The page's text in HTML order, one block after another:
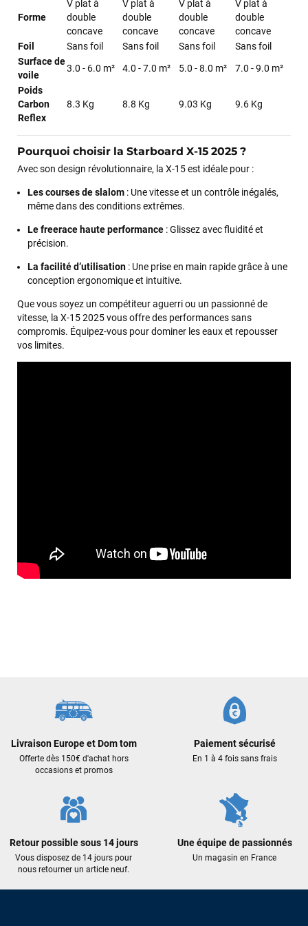
Forme
V plat à
double
concave
V plat à
double
concave
V plat à
double
concave
V plat à
double
concave
Foil
Sans foil Sans foil Sans foil
Sans foil
Surface de
voile
3.0 - 6.0 m² 4.0 - 7.0 m² 5.0 - 8.0 m²
7.0 - 9.0 m²
Poids
Carbon
Reflex
8.3 Kg 8.8 Kg 9.03 Kg 9.6 Kg
Pourquoi choisir la Starboard X-15 2025 ?
Avec son design révolutionnaire, la X-15 est idéale pour :
Les courses de slalom : Une vitesse et un contrôle inégalés,
même dans des conditions extrêmes.
Le freerace haute performance : Glissez avec fluidité et
précision.
La facilité d’utilisation : Une prise en main rapide grâce à une
conception ergonomique et intuitive.
Que vous soyez un compétiteur aguerri ou un passionné de
vitesse, la X-15 2025 vous offre des performances sans
compromis. Équipez-vous pour dominer les eaux et repousser
vos limites.
Livraison Europe et Dom tom
Offerte dès 150€ d'achat hors
occasions et promos
Paiement sécurisé
En 1 à 4 fois sans frais
Retour possible sous 14 jours
Vous disposez de 14 jours pour
nous retourner un article neuf.
Une équipe de passionnés
Un magasin en France
Sébastien BACHELIER
il y a un mois
Cela faisait 6 mois que je galérais à remplacer ma board eux
m'ont trouvé une pépite à laquelle je n'aurais jamais pensé !
Excellent conseil excellent prix et en plus super sympas. Merci
encore pour cette severne dyno !
J'ai acheté une voile d'occasion depuis Tahiti. Super service.
Mauruuru roa.
VOIR TOUS LES AVIS
LAISSER UN AVIS